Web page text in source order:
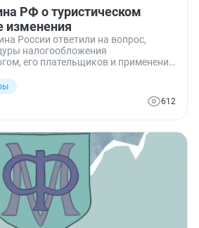
РФ о туристическом
изменения
России ответили на вопрос,
налогообложения
его плательщиков и применения
612